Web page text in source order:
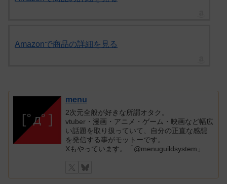
Amazonで商品の詳細を見る
menu
2次元全般が好きな所謂オタク。
vtuber・漫画・アニメ・ゲーム・映画など幅広
い話題を取り扱っていて、自分の正直な感想
を発信する事がモットーです。
Xもやっています。「@menuguildsystem」